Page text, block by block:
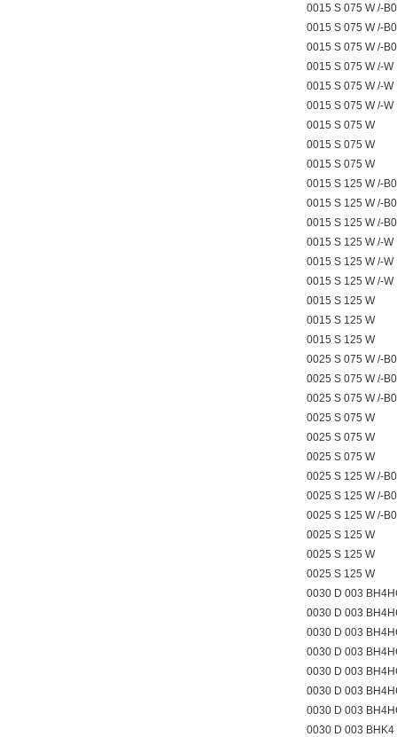
0015 S 075 W /-
0015 S 075 W /-
0015 S 075 W /-
0015 S 075 W /-W
0015 S 075 W /-W
0015 S 075 W /-W
0015 S 075 W
0015 S 075 W
0015 S 075 W
0015 S 125 W /-
0015 S 125 W /-
0015 S 125 W /-
0015 S 125 W /-W
0015 S 125 W /-W
0015 S 125 W /-W
0015 S 125 W
0015 S 125 W
0015 S 125 W
0025 S 075 W /-
0025 S 075 W /-
0025 S 075 W /-
0025 S 075 W
0025 S 075 W
0025 S 075 W
0025 S 125 W /-
0025 S 125 W /-
0025 S 125 W /-
0025 S 125 W
0025 S 125 W
0025 S 125 W
0030 D 003
0030 D 003
0030 D 003
0030 D 003
0030 D 003
0030 D 003
0030 D 003
0030 D 003 BHK4